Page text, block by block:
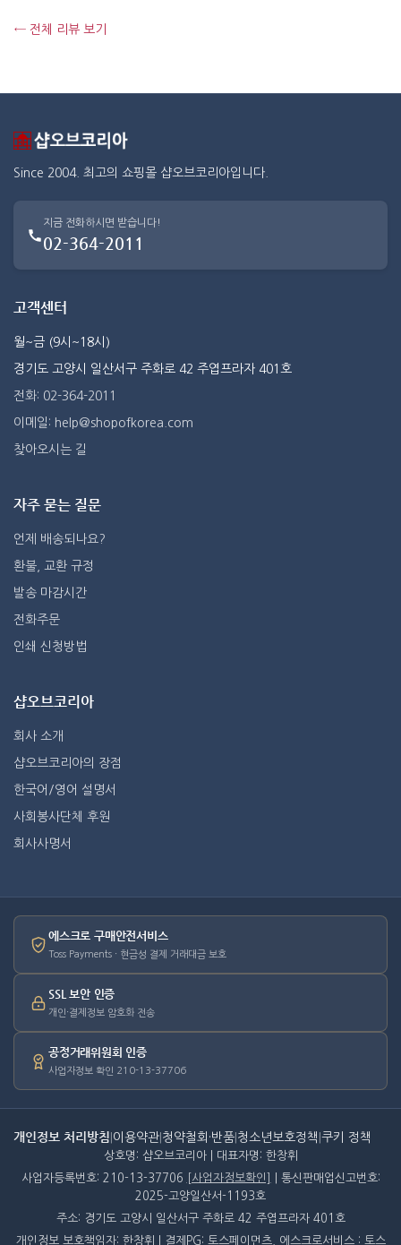
← 전체 리뷰 보기
Since 2004. 최고의 쇼핑몰 샵오브코리아입니다.
지금 전화하시면 받습니다!
02-364-2011
고객센터
월~금 (9시~18시)
경기도 고양시 일산서구 주화로 42 주엽프라자 401호
전화: 02-364-2011
이메일: help@shopofkorea.com
찾아오시는 길
자주 묻는 질문
언제 배송되나요?
환불, 교환 규정
발송 마감시간
전화주문
인쇄 신청방법
샵오브코리아
회사 소개
샵오브코리아의 장점
한국어/영어 설명서
사회봉사단체 후원
회사사명서
에스크로 구매안전서비스
Toss Payments · 현금성 결제 거래대금 보호
SSL 보안 인증
개인·결제정보 암호화 전송
공정거래위원회 인증
사업자정보 확인 210-13-37706
개인정보 처리방침 이용약관 청약철회·반품 청소년보호정책 쿠키 정책
상호명: 샵오브코리아 | 대표자명: 한창휘
사업자등록번호: 210-13-37706
[사업자정보확인]
| 통신판매업신고번호:
2025-고양일산서-1193호
주소: 경기도 고양시 일산서구 주화로 42 주엽프라자 401호
개인정보 보호책임자: 한창휘 | 결제PG: 토스페이먼츠, 에스크로서비스 : 토스